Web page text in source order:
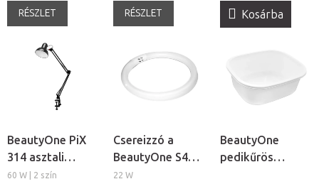
RÉSZLET RÉSZLET
Kosárba
BeautyOne PiX
314 asztali
lámpa
60 W | 2 szín
Csereizzó a
BeautyOne S4
kozmetikai
22 W
BeautyOne
pedikűrös